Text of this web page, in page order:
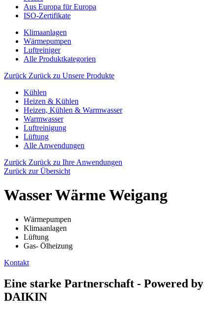
Aus Europa für Europa
ISO-Zertifikate
Klimaanlagen
Wärmepumpen
Luftreiniger
Alle Produktkategorien
Zurück Zurück zu Unsere Produkte
Kühlen
Heizen & Kühlen
Heizen, Kühlen & Warmwasser
Warmwasser
Luftreinigung
Lüftung
Alle Anwendungen
Zurück Zurück zu Ihre Anwendungen
Zurück zur Übersicht
Wasser Wärme Weigang
Wärmepumpen
Klimaanlagen
Lüftung
Gas- Ölheizung
Kontakt
Eine starke Partnerschaft - Powered by
DAIKIN